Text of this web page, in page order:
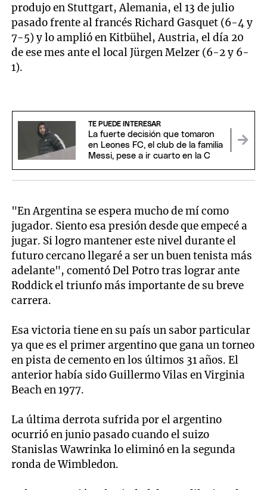
produjo en Stuttgart, Alemania, el 13 de julio
pasado frente al francés Richard Gasquet (6-4 y
7-5) y lo amplió en Kitbühel, Austria, el día 20
de ese mes ante el local Jürgen Melzer (6-2 y 6-
1).
TE PUEDE INTERESAR
La fuerte decisión que tomaron
en Leones FC, el club de la familia
Messi, pese a ir cuarto en la C
"En Argentina se espera mucho de mí como
jugador. Siento esa presión desde que empecé a
jugar. Si logro mantener este nivel durante el
futuro cercano llegaré a ser un buen tenista más
adelante", comentó Del Potro tras lograr ante
Roddick el triunfo más importante de su breve
carrera.
Esa victoria tiene en su país un sabor particular
ya que es el primer argentino que gana un torneo
en pista de cemento en los últimos 31 años. El
anterior había sido Guillermo Vilas en Virginia
Beach en 1977.
La última derrota sufrida por el argentino
ocurrió en junio pasado cuando el suizo
Stanislas Wawrinka lo eliminó en la segunda
ronda de Wimbledon.